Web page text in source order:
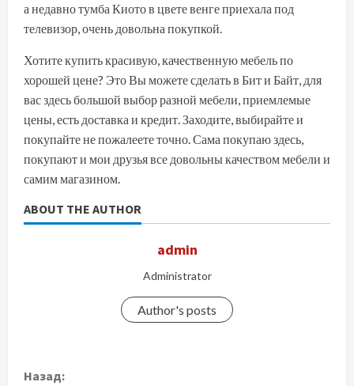
а недавно тумба Киото в цвете венге приехала под
телевизор, очень довольна покупкой.
Хотите купить красивую, качественную мебель по
хорошей цене? Это Вы можете сделать в Бит и Байт, для
вас здесь большой выбор разной мебели, приемлемые
цены, есть доставка и кредит. Заходите, выбирайте и
покупайте не пожалеете точно. Сама покупаю здесь,
покупают и мои друзья все довольны качеством мебели и
самим магазином.
ABOUT THE AUTHOR
admin
Administrator
Author's posts
П
Назад: